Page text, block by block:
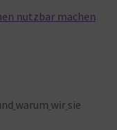
nutzbar machen
warum wir sie